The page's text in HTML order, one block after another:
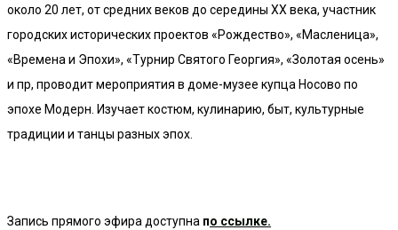
около 20 лет, от средних веков до середины ХХ века, участник
городских исторических проектов «Рождество», «Масленица»,
«Времена и Эпохи», «Турнир Святого Георгия», «Золотая осень»
и пр, проводит мероприятия в доме-музее купца Носово по
эпохе Модерн. Изучает костюм, кулинарию, быт, культурные
традиции и танцы разных эпох.
Запись прямого эфира доступна по ссылке.